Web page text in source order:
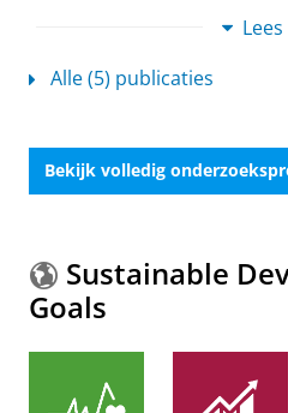
Alternative measures
cycle: Do they make a
Tian, X. Jacobs, J. P. A. M.
4,blz. 4483-449816 blz.
Onderzoeksoutput › ›peer
BRICS Countries
Tian, X.,jul-2024
Groningen, FEB Research
Research Reports; vol.
Alle (5) publicaties
Bekijk volledig
Sustainable
Goals